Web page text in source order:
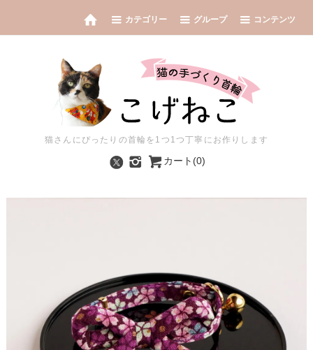
カテゴリー グループ コンテンツ
猫さんにぴったりの首輪を1つ1つ丁寧にお作りします
カート(0)